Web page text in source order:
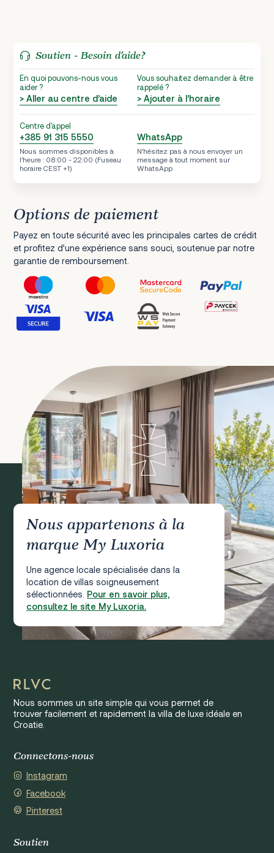
Soutien - Besoin d’aide?
En quoi pouvons-nous vous
aider ?
> Aller au centre d’aide
Vous souhaitez demander à être
rappelé ?
> Ajouter à l’horaire
Centre d'appel
+385 91 315 5550
Nous sommes disponibles à
l’heure : 08:00 - 22:00 (Fuseau
horaire CEST +1)
WhatsApp
N’hésitez pas à nous envoyer un
message à tout moment sur
WhatsApp
Options de paiement
Payez en toute sécurité avec les principales cartes de crédit
et profitez d’une expérience sans souci, soutenue par notre
garantie de remboursement.
Nous appartenons à la
marque My Luxoria
Une agence locale spécialisée dans la
location de villas soigneusement
sélectionnées. Pour en savoir plus,
consultez le site My Luxoria.
Nous sommes un site simple qui vous permet de
trouver facilement et rapidement la villa de luxe idéale en
Croatie.
Connectons-nous
Instagram
Facebook
Pinterest
Soutien